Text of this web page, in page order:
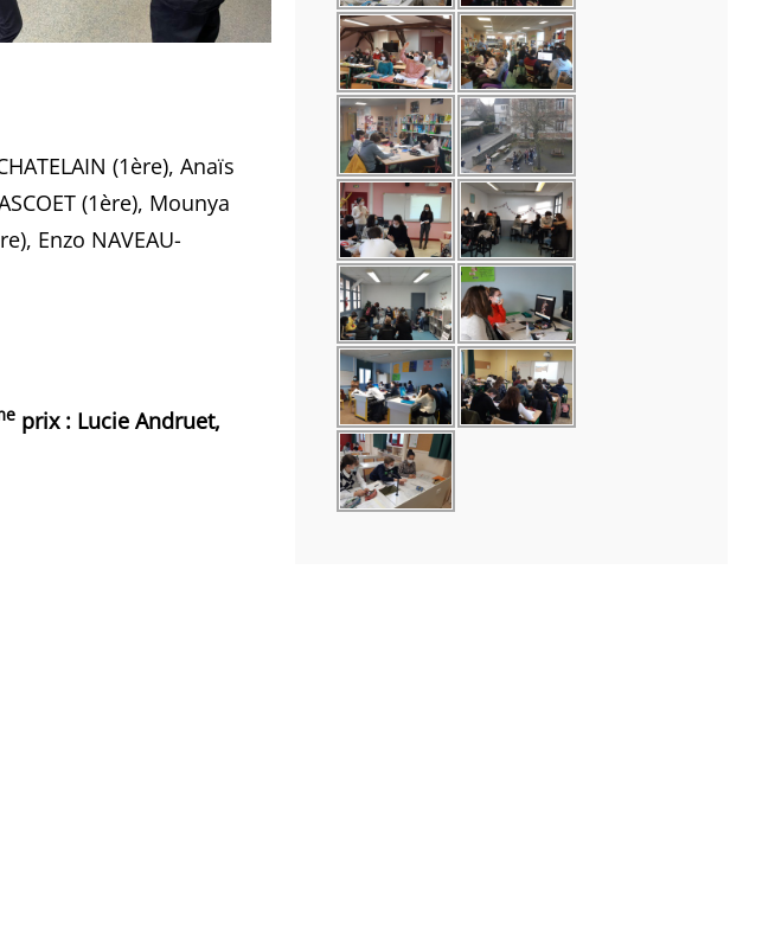
(1ère), Anaïs
(1ère), Mounya
Enzo NAVEAU-
prix : Lucie Andruet,